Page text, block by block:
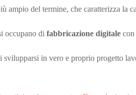
del termine, che caratterizza la
occupano di fabbricazione digitale con
in vero e proprio progetto